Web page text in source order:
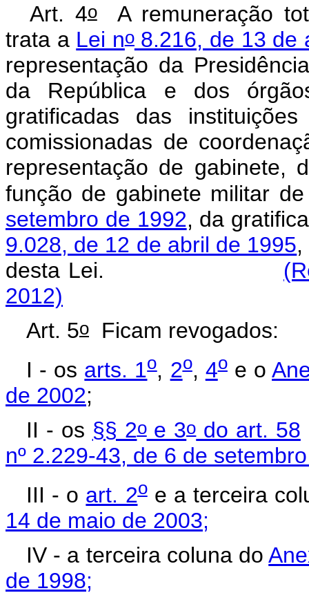
Art. 4oA remuneração
trata a Lei no8.216, de 13 de
representação da
da República e dos
gratificadas das
comissionadas de
representação de gabinete,
função de gabinete militar
setembro de 1992, da
9.028, de 12 de abril de 1995
desta Lei.
2012)
Art. 5o
Ficam revogados:
I - os arts. 1o, 2o, 4oe o
de 2002;
II - os §§ 2oe 3odo art. 58
nº 2.229-43, de 6 de
III - o art. 2oe a terceira
14 de maio de 2003;
IV - a terceira coluna do
de 1998;